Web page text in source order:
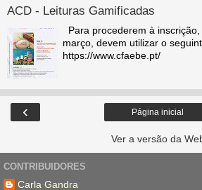
ACD - Leituras Gamificadas
Para procederem à
março, devem utilizar o
https://www.cfaebe.pt/
‹ Página inicial
Ver a versão da
CONTRIBUIDORES
Carla Gandra